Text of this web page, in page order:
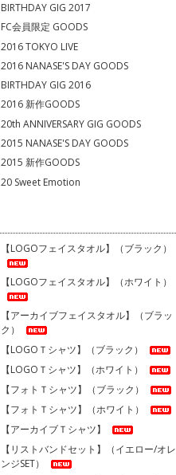
BIRTHDAY GIG 2017
FC会員限定 GOODS
2016 TOKYO LIVE
2016 NANASE'S DAY GOODS
BIRTHDAY GIG 2016
2016 新作GOODS
20th ANNIVERSARY GIG GOODS
2015 NANASE'S DAY GOODS
2015 新作GOODS
20 Sweet Emotion
【LOGOフェイスタオル】（ブラック）
【LOGOフェイスタオル】（ホワイト）
【アーカイブフェイスタオル】（ブラッ
ク）
【LOGOＴシャツ】（ブラック）
【LOGOＴシャツ】（ホワイト）
【フォトＴシャツ】（ブラック）
【フォトＴシャツ】（ホワイト）
【アーカイブＴシャツ】
【リストバンドセット】（イエロー/オレ
ンジSET）